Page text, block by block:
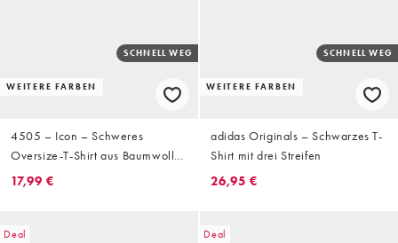
WEITERE FARBEN
SCHNELL WEG
4505 – Icon – Schweres
Oversize-T-Shirt aus Baumwolle
in verwaschenem Schwarz mit
17,99 €
WEITERE FARBEN
SCHNELL WEG
adidas Originals – Schwarzes T-
Shirt mit drei Streifen
26,95 €
Deal Deal